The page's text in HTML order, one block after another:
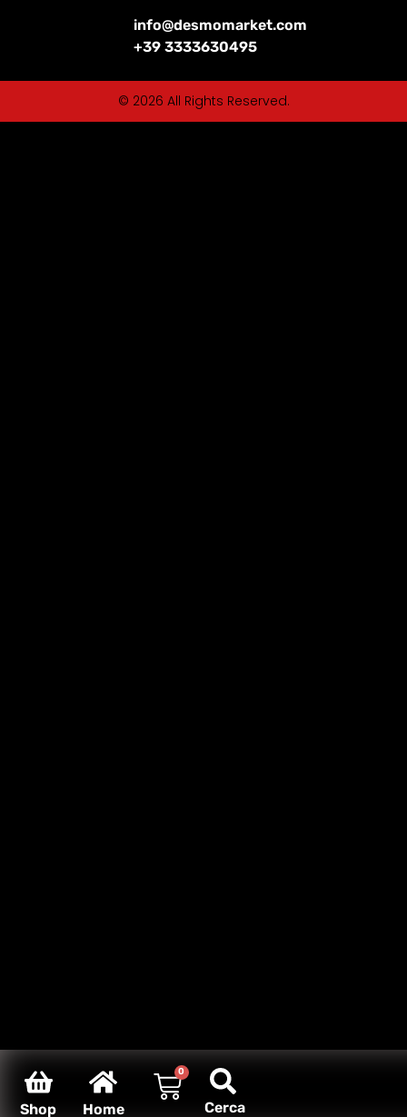
Shop Home
0
Cerca
info@desmomarket.com
+39 3333630495
© 2026 All Rights Reserved.